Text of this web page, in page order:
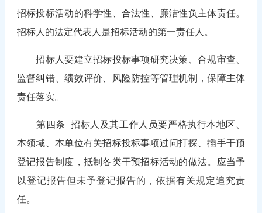
招标投标活动的科学性、合法性、廉洁性负主体责任。
招标人的法定代表人是招标活动的第一责任人。
招标人要建立招标投标事项研究决策、合规审查、
监督纠错、绩效评价、风险防控等管理机制，保障主体
责任落实。
第四条招标人及其工作人员要严格执行本地区、
本领域、本单位有关招标投标事项过问打探、插手干预
登记报告制度，抵制各类干预招标活动的做法。应当予
以登记报告但未予登记报告的，依据有关规定追究责
任。